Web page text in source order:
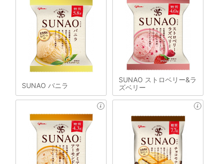
SUNAO バニラ
SUNAO ストロベリー&ラ
ズベリー